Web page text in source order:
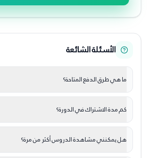
الأسئلة الشائعة
ما هي طرق الدفع المتاحة؟
كم مدة الاشتراك في الدورة؟
هل يمكنني مشاهدة الدروس أكثر من مرة؟